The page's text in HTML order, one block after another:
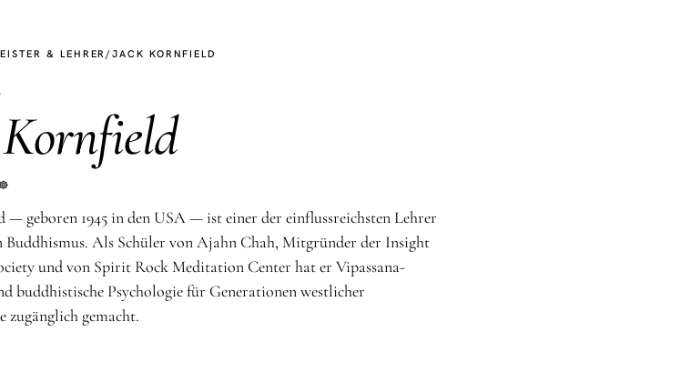
& LEHRER/JACK KORNFIELD
☸
— geboren 1945 in den USA — ist einer der einflussreichsten Lehrer
Buddhismus. Als Schüler von Ajahn Chah, Mitgründer der Insight
und von Spirit Rock Meditation Center hat er Vipassana-
buddhistische Psychologie für Generationen westlicher
zugänglich gemacht.